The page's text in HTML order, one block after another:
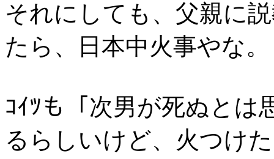
それにしても、父親に
たら、日本中火事やな。
ｺｲﾂも「次男が死ぬとは
るらしいけど、火つけ